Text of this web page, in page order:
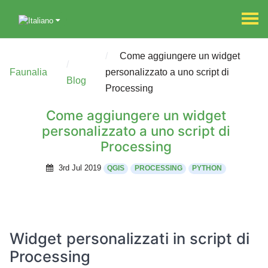
Faunalia
Blog
Come aggiungere un widget
personalizzato a uno script di
Processing
Come aggiungere un widget
personalizzato a uno script di
Processing
3rd Jul 2019 QGIS PROCESSING PYTHON
Widget personalizzati in script di
Processing